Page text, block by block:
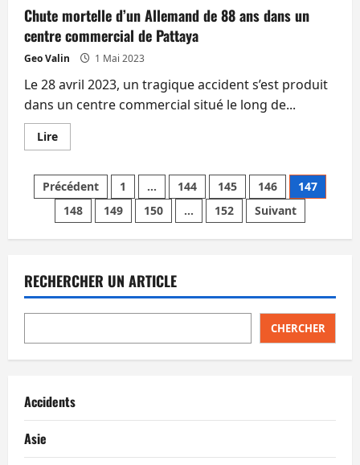
l’Univers »,
une
Chinoise
de
49
ans,
arrêtée
à
Pattaya.
Chute mortelle d’un Allemand de 88 ans dans un
centre commercial de Pattaya
Geo Valin 1 Mai 2023
Le 28 avril 2023, un tragique accident s’est produit
dans un centre commercial situé le long de...
LireEn
savoir
Chute
mortelle
d’un
Allemand
de
88
centre
commercial
Pattaya
Pagination
des
Précédent 1 … 144 145 146
147
148
149 150 … 152 Suivant
RECHERCHER UN ARTICLE
CHERCHER
Accidents
Asie